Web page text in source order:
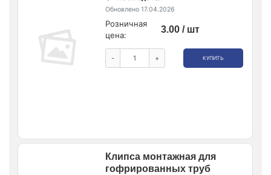
Обновлено 17.04.2026
Розничная
цена:
3.00 / шт
- + КУПИТЬ
Клипса монтажная для
гофрированных труб